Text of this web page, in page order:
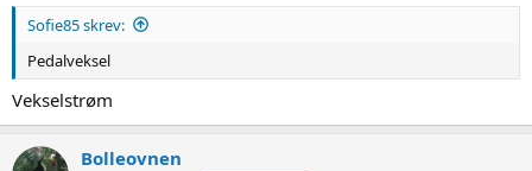
Sofie85 skrev:
Pedalveksel
Vekselstrøm
Bolleovnen